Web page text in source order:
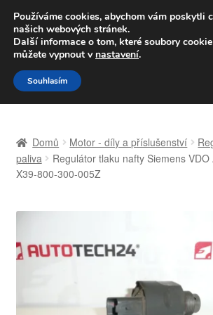
DOPRAVA od
Volejte po-pá 9-16 704
Přeskočit
na
navigaci
Přejít
k
obsahu
Celosvětová doprava
Košík
Můj účet
Domů Motor - díly a příslušenství
paliva
Regulátor tlaku nafty Siemens
X39-800-300-005Z
Používáme cookies, abychom vám poskytli
našich webových stránek.
Další informace o tom, které soubory
můžete vypnout v nastavení.
Souhlasím